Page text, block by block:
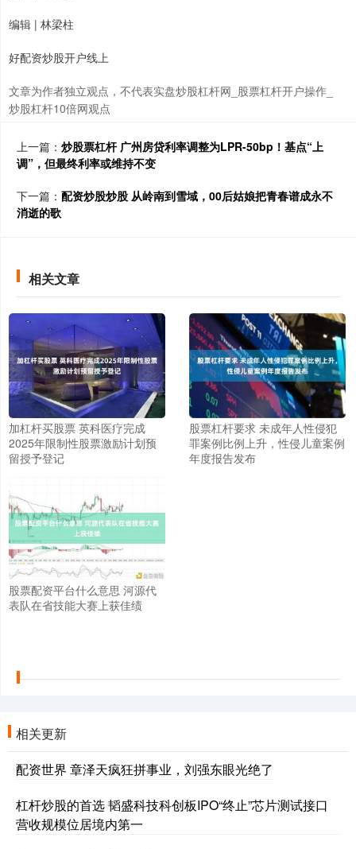
编辑 | 林梁柱
好配资炒股开户线上
文章为作者独立观点，不代表实盘炒股杠杆网_股票杠杆开户操作_
炒股杠杆10倍网观点
上一篇： 炒股票杠杆 广州房贷利率调整为LPR-50bp！基点“上
调”，但最终利率或维持不变
下一篇： 配资炒股炒股 从岭南到雪域，00后姑娘把青春谱成永不
消逝的歌
相关文章
加杠杆买股票 英科医疗完成
2025年限制性股票激励计划预
留授予登记
股票杠杆要求 未成年人性侵犯
罪案例比例上升，性侵儿童案例
年度报告发布
股票配资平台什么意思 河源代
表队在省技能大赛上获佳绩
相关更新
配资世界 章泽天疯狂拼事业，刘强东眼光绝了
杠杆炒股的首选 韬盛科技科创板IPO“终止”芯片测试接口
营收规模位居境内第一